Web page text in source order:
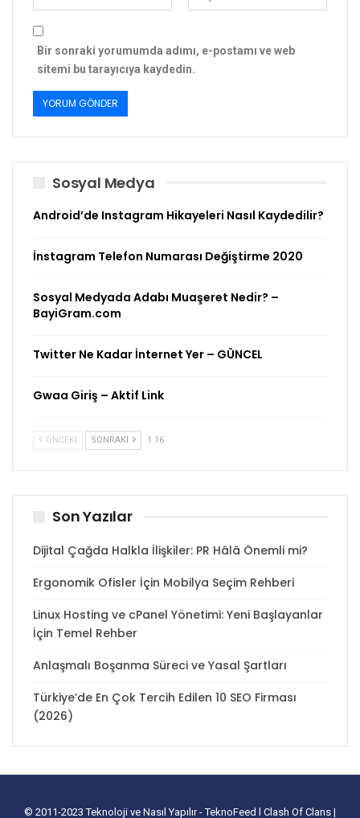
Bir sonraki yorumumda adımı, e-postamı ve web
sitemi bu tarayıcıya kaydedin.
Sosyal Medya
Android’de Instagram Hikayeleri Nasıl Kaydedilir?
İnstagram Telefon Numarası Değiştirme 2020
Sosyal Medyada Adabı Muaşeret Nedir? –
BayiGram.com
Twitter Ne Kadar İnternet Yer – GÜNCEL
Gwaa Giriş – Aktif Link
ÖNCEKI SONRAKI 1 16
Son Yazılar
Dijital Çağda Halkla İlişkiler: PR Hâlâ Önemli mi?
Ergonomik Ofisler İçin Mobilya Seçim Rehberi
Linux Hosting ve cPanel Yönetimi: Yeni Başlayanlar
İçin Temel Rehber
Anlaşmalı Boşanma Süreci ve Yasal Şartları
Türkiye’de En Çok Tercih Edilen 10 SEO Firması
(2026)
© 2011-2023Teknoloji ve Nasıl Yapılır - TeknoFeed Clash Of Clans |